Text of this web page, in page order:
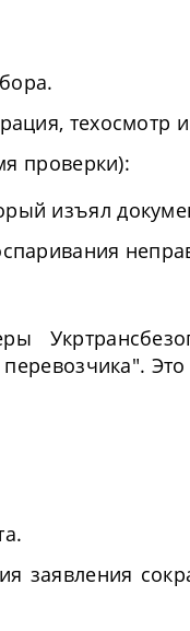
техосмотр
проверки):
изъял
Это
заявления